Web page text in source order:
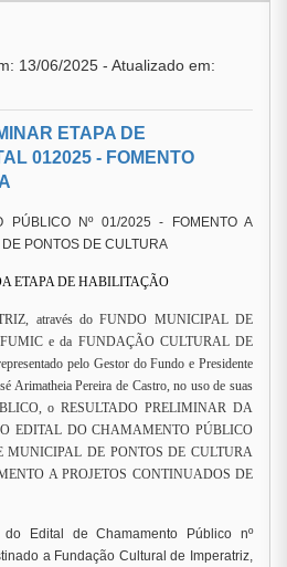
13/06/2025 - Atualizado em:
ETAPA DE
012025 - FOMENTO
PÚBLICO Nº 01/2025 - FOMENTO A
PONTOS DE CULTURA
ETAPA DE HABILITAÇÃO
através do FUNDO MUNICIPAL DE
e da FUNDAÇÃO CULTURAL DE
pelo Gestor do Fundo e Presidente
Arimatheia Pereira de Castro, no uso de suas
o RESULTADO PRELIMINAR DA
EDITAL DO CHAMAMENTO PÚBLICO
MUNICIPAL DE PONTOS DE CULTURA
A PROJETOS CONTINUADOS DE
Edital de Chamamento Público nº
a Fundação Cultural de Imperatriz,